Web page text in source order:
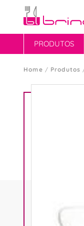
PRODUTOS
Home Produtos